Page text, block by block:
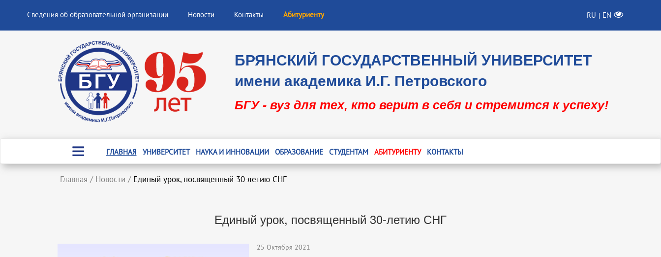
Сведения об образовательной организации Новости Контакты Абитуриенту RU | EN
БРЯНСКИЙ ГОСУДАРСТВЕННЫЙ УНИВЕРСИТЕТ
имени академика И.Г. Петровского
БГУ - вуз для тех, кто верит в себя и стремится к успеху!
ГЛАВНАЯ УНИВЕРСИТЕТ НАУКА И ИННОВАЦИИ ОБРАЗОВАНИЕ СТУДЕНТАМ АБИТУРИЕНТУ КОНТАКТЫ
Главная / Новости / Единый урок, посвященный 30-летию СНГ
Единый урок, посвященный 30-летию СНГ
25 Октября 2021